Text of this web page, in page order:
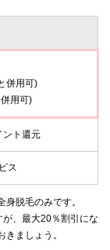
併用可)
用可)
ント還元
ス
脱毛のみです。
、最大20％割引にな
ましょう。